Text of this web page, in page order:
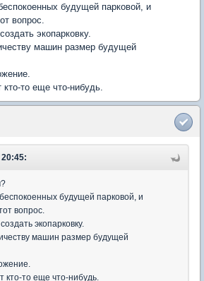
будущей парковой, и
вопрос.
экопарковку.
машин размер будущей
то еще что-нибудь.
20:45:
будущей парковой, и
вопрос.
экопарковку.
машин размер будущей
кто-то еще что-нибудь.